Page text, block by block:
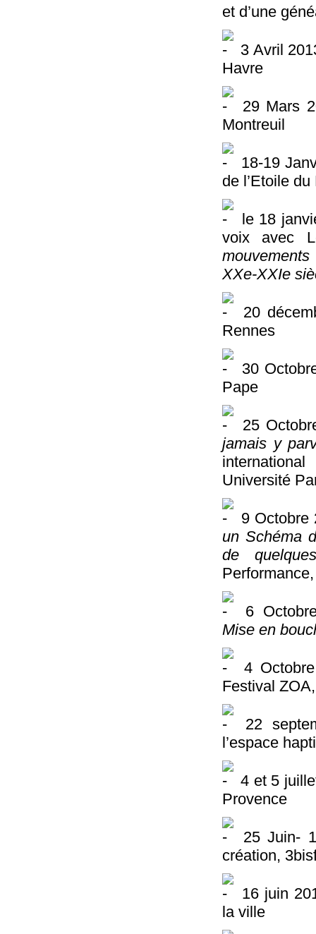
et d’une
3 Avril
Havre
29 Mars
Montreuil
18-19
de l’Etoile du
le 18
voix avec
XXe-XXIe
20
Rennes
30
Pape
25
jamais y
Université
9 Octobre
un Schéma
de
6
Mise en
4
Festival
22
l’espace
4 et 5
Provence
25 Juin-
création,
16 juin
la ville